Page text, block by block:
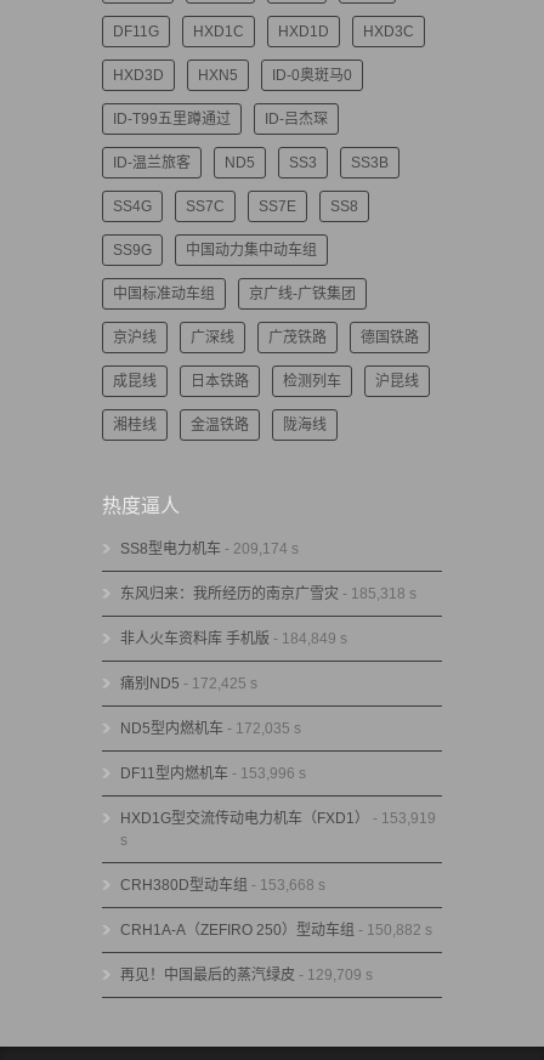
DF11G HXD1C HXD1D HXD3C
HXD3D HXN5 ID-0奥斑马0
ID-T99五里蹲通过 ID-吕杰琛
ID-温兰旅客 ND5 SS3 SS3B
SS4G SS7C SS7E SS8
SS9G 中国动力集中动车组
中国标准动车组 京广线-广铁集团
京沪线 广深线 广茂铁路 德国铁路
成昆线 日本铁路 检测列车 沪昆线
湘桂线 金温铁路 陇海线
热度逼人
SS8型电力机车 - 209,174 s
东风归来：我所经历的南京广雪灾 - 185,318 s
非人火车资料库 手机版 - 184,849 s
痛别ND5 - 172,425 s
ND5型内燃机车 - 172,035 s
DF11型内燃机车 - 153,996 s
HXD1G型交流传动电力机车（FXD1）
- 153,919
s
CRH380D型动车组 - 153,668 s
CRH1A-A（ZEFIRO 250）型动车组 - 150,882 s
再见！中国最后的蒸汽绿皮 - 129,709 s